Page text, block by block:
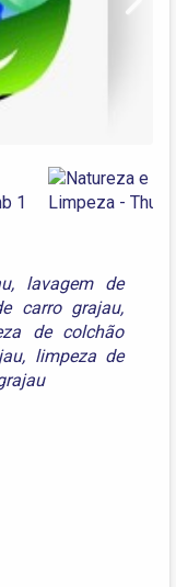
, lavagem de
carro grajau,
de colchão
, limpeza de